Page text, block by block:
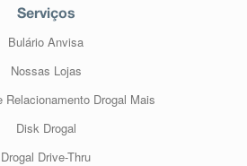
Serviços
Bulário Anvisa
Nossas Lojas
Relacionamento Drogal Mais
Disk Drogal
Drogal Drive-Thru